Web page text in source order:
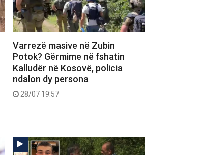
Varrezë masive në Zubin
Potok? Gërmime në fshatin
Kalludër në Kosovë, policia
ndalon dy persona
28/07 19:57